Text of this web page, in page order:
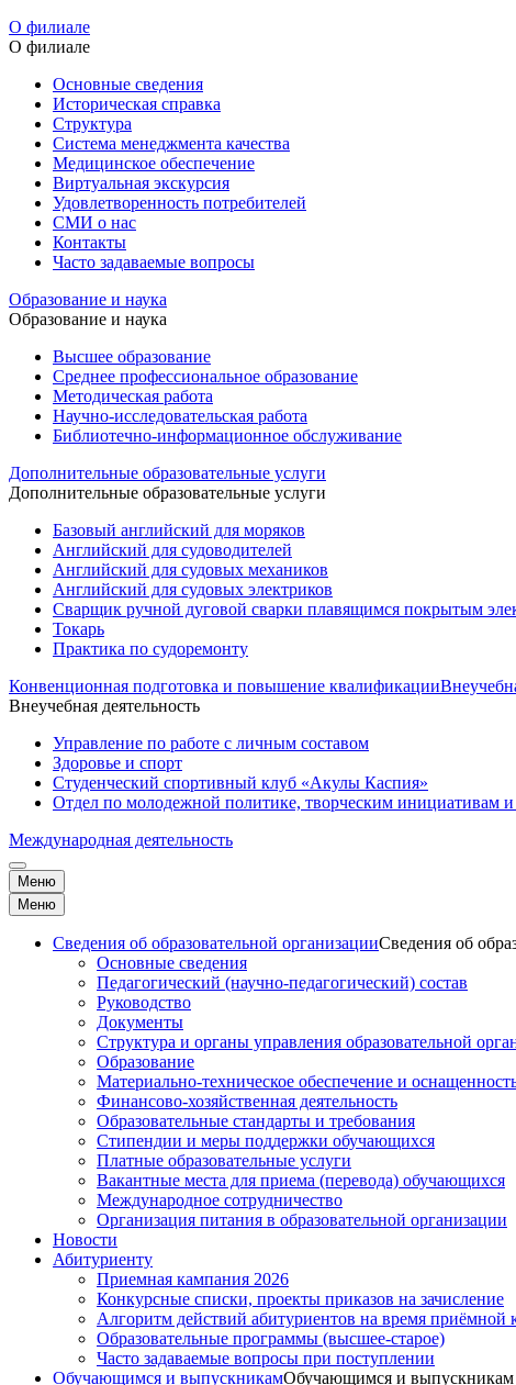
О филиале
О филиале
Основные сведения
Историческая справка
Структура
Система менеджмента качества
Медицинское обеспечение
Виртуальная экскурсия
Удовлетворенность потребителей
СМИ о нас
Контакты
Часто задаваемые вопросы
Образование и наука
Образование и наука
Высшее образование
Среднее профессиональное образование
Методическая работа
Научно-исследовательская работа
Библиотечно-информационное обслуживание
Дополнительные образовательные услуги
Дополнительные образовательные услуги
Базовый английский для моряков
Английский для судоводителей
Английский для судовых механиков
Английский для судовых электриков
Cварщик ручной дуговой сварки плавящимся покрытым
Токарь
Практика по судоремонту
Конвенционная подготовка и повышение квалификации
Внеучебная деятельность
Управление по работе с личным составом
Здоровье и спорт
Студенческий спортивный клуб «Акулы Каспия»
Отдел по молодежной политике, творческим
Международная деятельность
Меню
Меню
Сведения об образовательной организацииСведения об
Основные сведения
Педагогический (научно-педагогический) состав
Руководство
Документы
Структура и органы управления образовательной
Образование
Материально-техническое обеспечение и
Финансово-хозяйственная деятельность
Образовательные стандарты и требования
Стипендии и меры поддержки обучающихся
Платные образовательные услуги
Вакантные места для приема (перевода) обучающихся
Международное сотрудничество
Организация питания в образовательной организации
Новости
Абитуриенту
Приемная кампания 2026
Конкурсные списки, проекты приказов на зачисление
Алгоритм действий абитуриентов на время приёмной
Образовательные программы (высшее-старое)
Часто задаваемые вопросы при поступлении
Обучающимся и выпускникамОбучающимся и выпускникам